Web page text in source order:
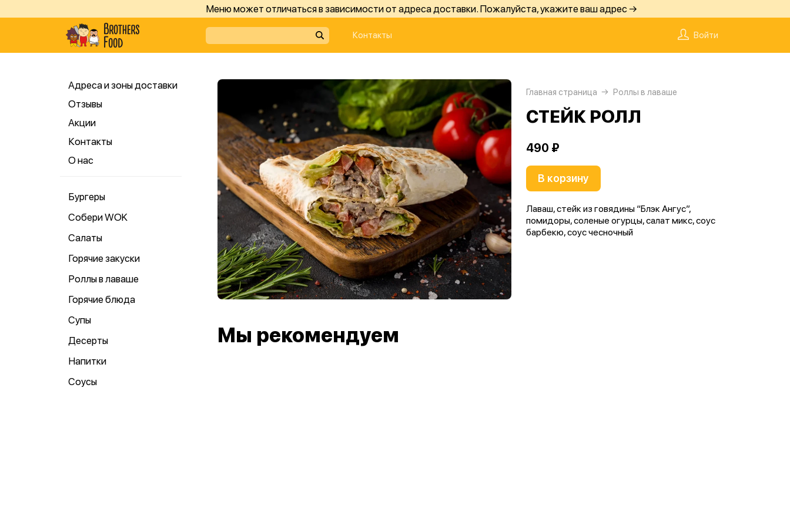
Меню может отличаться в зависимости от адреса доставки. Пожалуйста, укажите ваш адрес →
Контакты Войти
Адреса и зоны доставки
Отзывы
Акции
Контакты
О нас
Бургеры
Собери WOK
Салаты
Горячие закуски
Роллы в лаваше
Горячие блюда
Супы
Десерты
Напитки
Соусы
Главная страница Роллы в лаваше
СТЕЙК РОЛЛ
490 ₽
В корзину
Лаваш, стейк из говядины “Блэк Ангус”,
помидоры, соленые огурцы, салат микс, соус
барбекю, соус чесночный
Мы рекомендуем